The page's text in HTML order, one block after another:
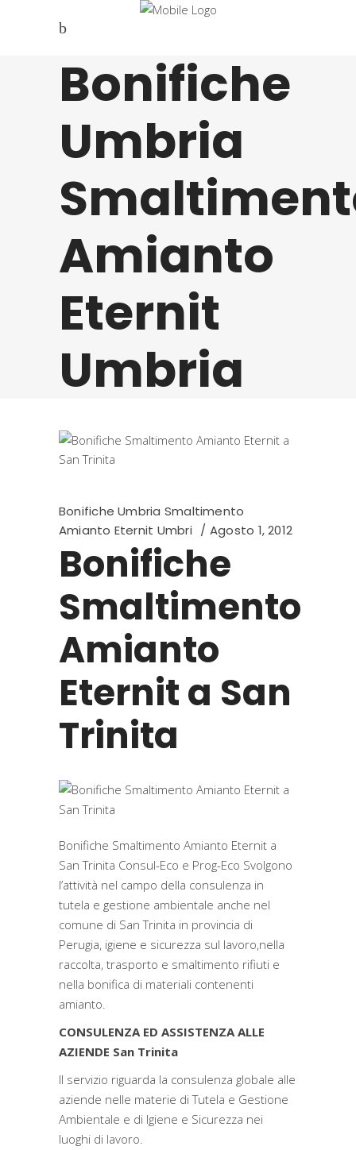
Bonifiche
Umbria
Amianto
Eternit
Umbria
Bonifiche Umbria Smaltimento
Amianto Eternit Umbri
Agosto 1, 2012
Bonifiche
Smaltimento
Amianto
Eternit a San
Trinita
Bonifiche Smaltimento Amianto Eternit a
San Trinita Consul-Eco e Prog-Eco Svolgono
l’attività nel campo della consulenza in
tutela e gestione ambientale anche nel
comune di San Trinita in provincia di
Perugia, igiene e sicurezza sul lavoro,nella
raccolta, trasporto e smaltimento rifiuti e
nella bonifica di materiali contenenti
amianto.
CONSULENZA ED ASSISTENZA ALLE
AZIENDE San Trinita
Il servizio riguarda la consulenza globale alle
aziende nelle materie di Tutela e Gestione
Ambientale e di Igiene e Sicurezza nei
luoghi di lavoro.